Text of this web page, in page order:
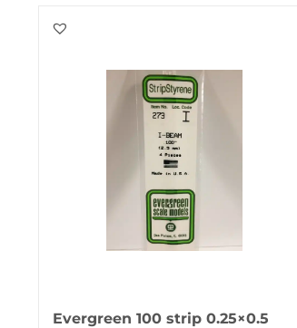
Evergreen 100 strip 0.25×0.5